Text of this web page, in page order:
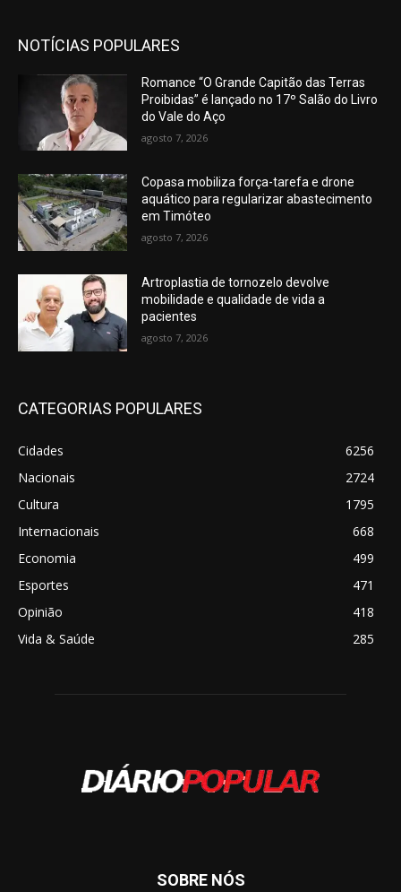
NOTÍCIAS POPULARES
Romance “O Grande Capitão das Terras
Proibidas” é lançado no 17º Salão do Livro
do Vale do Aço
agosto 7, 2026
Copasa mobiliza força-tarefa e drone
aquático para regularizar abastecimento
em Timóteo
agosto 7, 2026
Artroplastia de tornozelo devolve
mobilidade e qualidade de vida a
pacientes
agosto 7, 2026
CATEGORIAS POPULARES
Cidades
6256
Nacionais
2724
Cultura
1795
Internacionais
668
Economia
499
Esportes
471
Opinião
418
Vida & Saúde
285
SOBRE NÓS